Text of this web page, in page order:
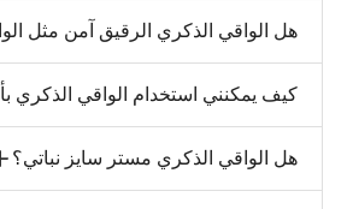
هل الواقي الذكري الرقيق آمن مثل
كيف يمكنني استخدام الواقي الذكري
هل الواقي الذكري مستر سايز نباتي؟